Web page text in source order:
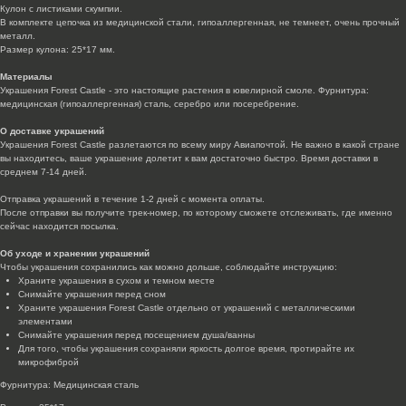
Кулон с листиками скумпии.
В комплекте цепочка из медицинской стали, гипоаллергенная, не темнеет, очень прочный
металл.
Размер кулона: 25*17 мм.
Материалы
Украшения Forest Castle - это настоящие растения в ювелирной смоле. Фурнитура:
медицинская (гипоаллергенная) сталь, серебро или посеребрение.
О доставке украшений
Украшения Forest Castle разлетаются по всему миру Авиапочтой. Не важно в какой стране
вы находитесь, ваше украшение долетит к вам достаточно быстро. Время доставки в
среднем 7-14 дней.
Отправка украшений в течение 1-2 дней с момента оплаты.
После отправки вы получите трек-номер, по которому сможете отслеживать, где именно
сейчас находится посылка.
Об уходе и хранении украшений
Чтобы украшения сохранились как можно дольше, соблюдайте инструкцию:
Храните украшения в сухом и темном месте
Снимайте украшения перед сном
Храните украшения Forest Castle отдельно от украшений с металлическими
элементами
Снимайте украшения перед посещением душа/ванны
Для того, чтобы украшения сохраняли яркость долгое время, протирайте их
микрофиброй
Фурнитура: Медицинская сталь